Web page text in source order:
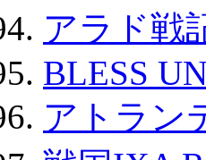
アラド戦
BLESS
アトラン